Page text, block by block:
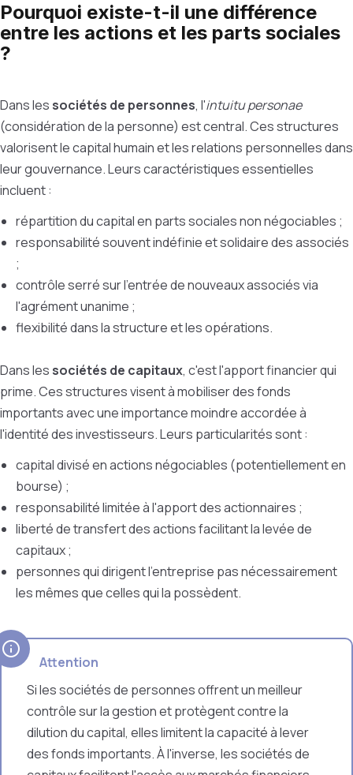
Pourquoi existe-t-il une différence
entre les actions et les parts sociales
?
Dans les sociétés de personnes, l'intuitu personae
(considération de la personne) est central. Ces structures
valorisent le capital humain et les relations personnelles dans
leur gouvernance. Leurs caractéristiques essentielles
incluent :
répartition du capital en parts sociales non négociables ;
responsabilité souvent indéfinie et solidaire des associés
;
contrôle serré sur l'entrée de nouveaux associés via
l'agrément unanime ;
flexibilité dans la structure et les opérations.
Dans les sociétés de capitaux, c'est l'apport financier qui
prime. Ces structures visent à mobiliser des fonds
importants avec une importance moindre accordée à
l'identité des investisseurs. Leurs particularités sont :
capital divisé en actions négociables (potentiellement en
bourse) ;
responsabilité limitée à l'apport des actionnaires ;
liberté de transfert des actions facilitant la levée de
capitaux ;
personnes qui dirigent l'entreprise pas nécessairement
les mêmes que celles qui la possèdent.
Attention
Si les sociétés de personnes offrent un meilleur
contrôle sur la gestion et protègent contre la
dilution du capital, elles limitent la capacité à lever
des fonds importants. À l'inverse, les sociétés de